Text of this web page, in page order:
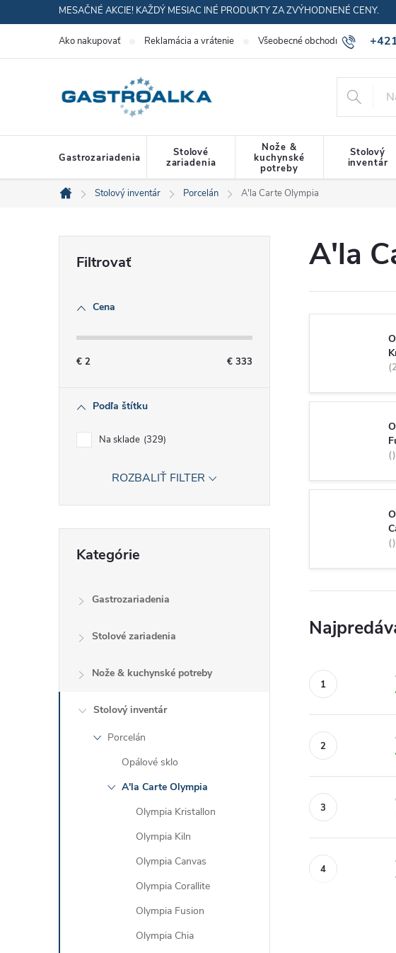
na
MESAČNÉ AKCIE! KAŽDÝ MESIAC INÉ PRODUKTY ZA ZVÝHODNENÉ CENY.
Ako nakupovať Reklamácia a vrátenie Všeobecné obchodné podmienky
Gastrozariadenia
Stolové
zariadenia
Nože &
kuchynské
potreby
Stolový
inventár
Domov
Stolový inventár Porcelán A'la Carte Olympia
n
e
Cena
€ 2 € 333
Podľa štítku
Na sklade 329
ROZBALIŤ FILTER
kategórie
Kategórie
Gastrozariadenia
Stolové zariadenia
Nože & kuchynské potreby
Stolový inventár
Porcelán
Opálové sklo
A'la Carte Olympia
Olympia Kristallon
Olympia Kiln
Olympia Canvas
Olympia Corallite
Olympia Fusion
Olympia Chia
A'la